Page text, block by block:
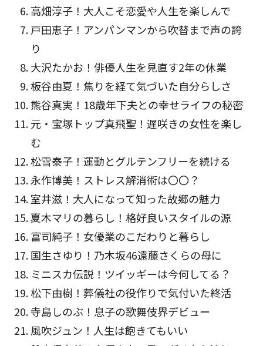
高畑淳子！大人こそ恋愛や人生を楽しんで
戸田恵子！アンパンマンから吹替まで声の誇
り
大沢たかお！俳優人生を見直す2年の休業
板谷由夏！焦りを経て気づいた自分らしさ
熊谷真実！18歳年下夫との幸せライフの秘密
元・宝塚トップ真飛聖！遅咲きの女性を楽し
む
松雪泰子！運動とグルテンフリーを続ける
永作博美！ストレス解消術は〇〇？
室井滋！大人になって知った故郷の魅力
夏木マリの暮らし！格好良いスタイルの源
富司純子！女優業のこだわりと暮らし
国生さゆり！乃木坂46遠藤さくらの母に
ミニスカ伝説！ツイッギーは今何してる？
松下由樹！葬儀社の役作りで気付いた終活
寺島しのぶ！息子の歌舞伎界デビュー
風吹ジュン！人生は飽きてもいい